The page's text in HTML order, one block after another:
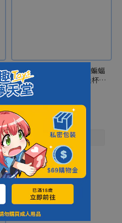
GXP｜異世界物語 傲嬌蝙蝠
娘 苗條半身 名器飛機杯
NT$3,090